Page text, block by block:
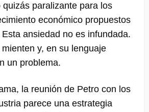
paralizante para los
económico propuestos
ansiedad no es infundada.
y, en su lenguaje
un problema.
la reunión de Petro con los
parece una estrategia